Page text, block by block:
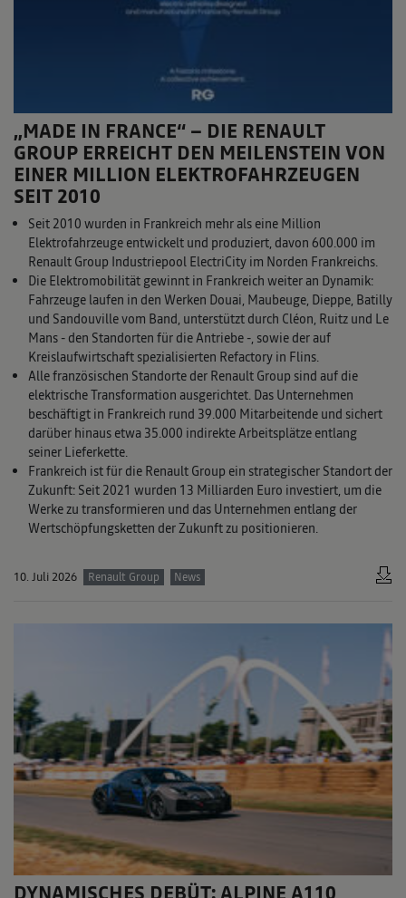
„MADE IN FRANCE“ – DIE RENAULT
GROUP ERREICHT DEN MEILENSTEIN VON
EINER MILLION ELEKTROFAHRZEUGEN
SEIT 2010
Seit 2010 wurden in Frankreich mehr als eine Million
Elektrofahrzeuge entwickelt und produziert, davon 600.000 im
Renault Group Industriepool ElectriCity im Norden Frankreichs.
Die Elektromobilität gewinnt in Frankreich weiter an Dynamik:
Fahrzeuge laufen in den Werken Douai, Maubeuge, Dieppe, Batilly
und Sandouville vom Band, unterstützt durch Cléon, Ruitz und Le
Mans - den Standorten für die Antriebe -, sowie der auf
Kreislaufwirtschaft spezialisierten Refactory in Flins.
Alle französischen Standorte der Renault Group sind auf die
elektrische Transformation ausgerichtet. Das Unternehmen
beschäftigt in Frankreich rund 39.000 Mitarbeitende und sichert
darüber hinaus etwa 35.000 indirekte Arbeitsplätze entlang
seiner Lieferkette.
Frankreich ist für die Renault Group ein strategischer Standort der
Zukunft: Seit 2021 wurden 13 Milliarden Euro investiert, um die
Werke zu transformieren und das Unternehmen entlang der
Wertschöpfungsketten der Zukunft zu positionieren.
10. Juli 2026 Renault Group News